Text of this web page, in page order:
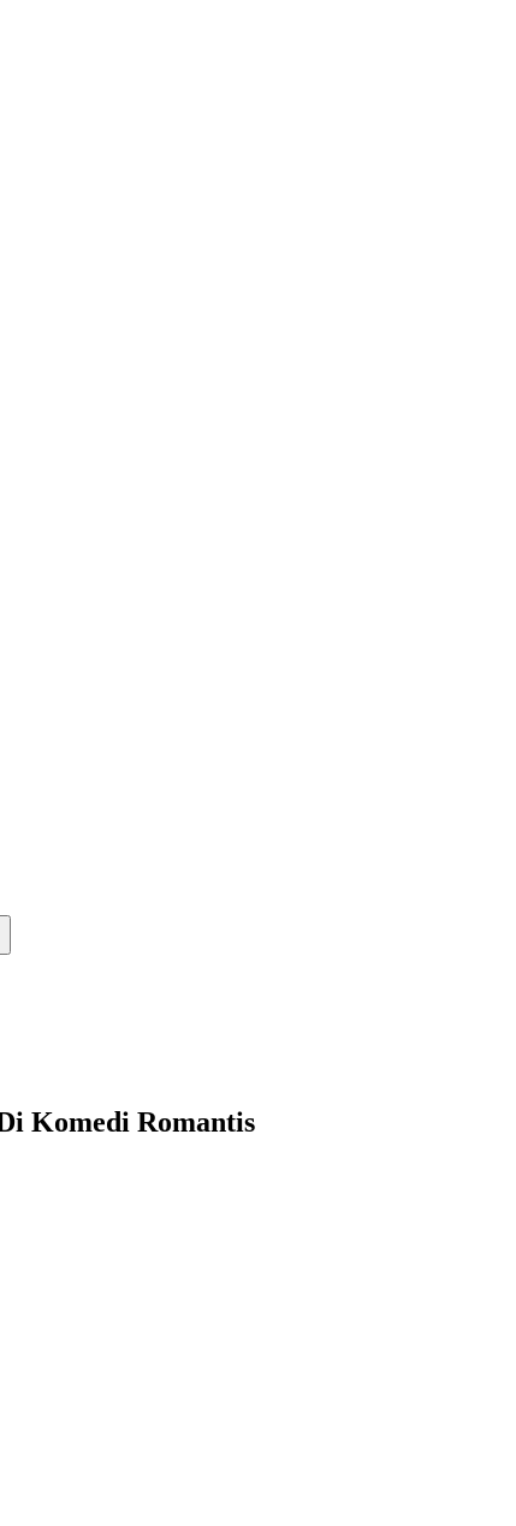
Komedi Romantis